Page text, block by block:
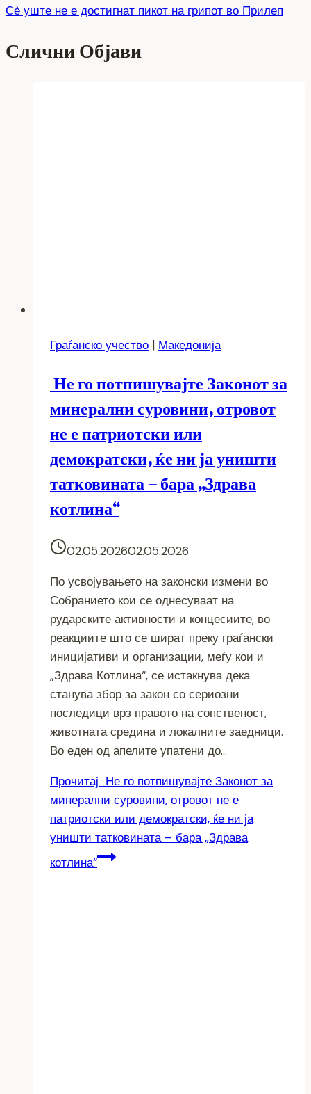
Сѐ уште не е достигнат пикот на грипот во Прилеп
Слични Објави
Граѓанско учество | Македонија
Не го потпишувајте Законот за
минерални суровини, отровот
не е патриотски или
демократски, ќе ни ја уништи
татковината – бара „Здрава
котлина“
02.05.202602.05.2026
По усвојувањето на законски измени во
Собранието кои се однесуваат на
рударските активности и концесиите, во
реакциите што се шират преку граѓански
иницијативи и организации, меѓу кои и
„Здрава Котлина“, се истакнува дека
станува збор за закон со сериозни
последици врз правото на сопственост,
животната средина и локалните заедници.
Во еден од апелите упатени до…
Прочитај Не го потпишувајте Законот за
минерални суровини, отровот не е
патриотски или демократски, ќе ни ја
уништи татковината – бара „Здрава
котлина“